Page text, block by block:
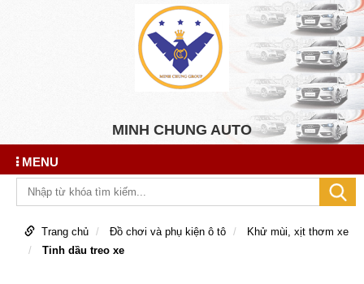
MINH CHUNG AUTO
MENU
Trang chủ Đồ chơi và phụ kiện ô tô
Khử mùi, xịt thơm xe
Tinh dầu treo xe